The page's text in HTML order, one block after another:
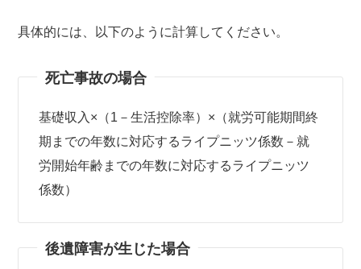
具体的には、以下のように計算してください。
死亡事故の場合
基礎収入×（1－生活控除率）×（就労可能期間終
期までの年数に対応するライプニッツ係数－就
労開始年齢までの年数に対応するライプニッツ
係数）
後遺障害が生じた場合